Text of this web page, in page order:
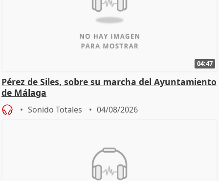
04:47
Pérez de Siles, sobre su marcha del Ayuntamiento
de Málaga
Sonido Totales 04/08/2026